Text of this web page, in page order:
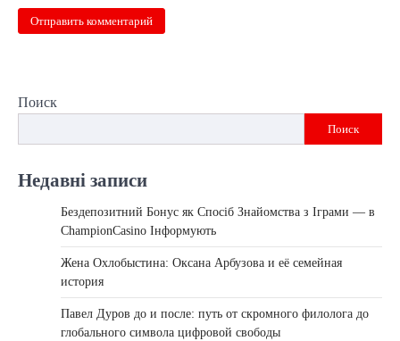
Поиск
Поиск
Недавні записи
Бездепозитний Бонус як Спосіб Знайомства з Іграми — в
ChampionCasino Інформують
Жена Охлобыстина: Оксана Арбузова и её семейная
история
Павел Дуров до и после: путь от скромного филолога до
глобального символа цифровой свободы